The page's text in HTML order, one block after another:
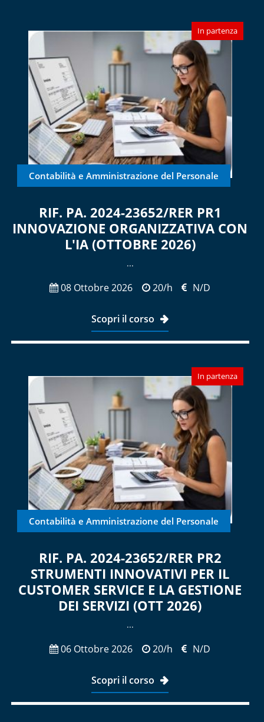
In partenza
Contabilità e Amministrazione del Personale
RIF. PA. 2024-23652/RER PR1
INNOVAZIONE ORGANIZZATIVA CON
L'IA (OTTOBRE 2026)
​...
08 Ottobre 2026 20/h N/D
Scopri il corso
In partenza
Contabilità e Amministrazione del Personale
RIF. PA. 2024-23652/RER PR2
STRUMENTI INNOVATIVI PER IL
CUSTOMER SERVICE E LA GESTIONE
DEI SERVIZI (OTT 2026)
​...
06 Ottobre 2026 20/h N/D
Scopri il corso